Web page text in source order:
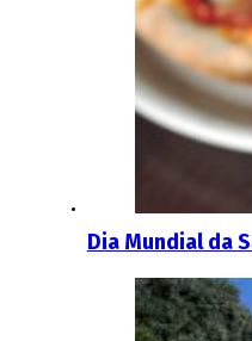
Dia Mundial da